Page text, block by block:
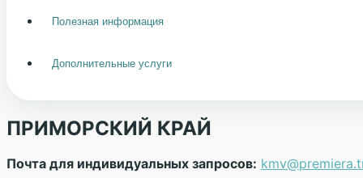
Полезная информация
Дополнительные услуги
ПРИМОРСКИЙ КРАЙ
Почта для индивидуальных запросов: